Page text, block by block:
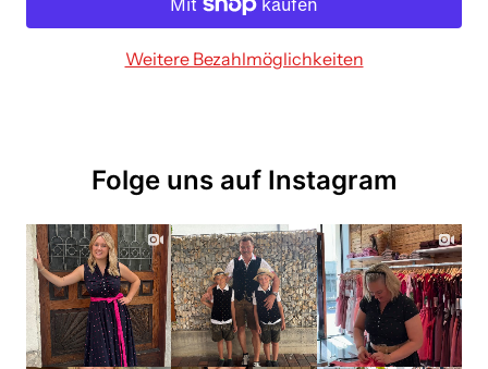
Weitere Bezahlmöglichkeiten
Folge uns auf Instagram